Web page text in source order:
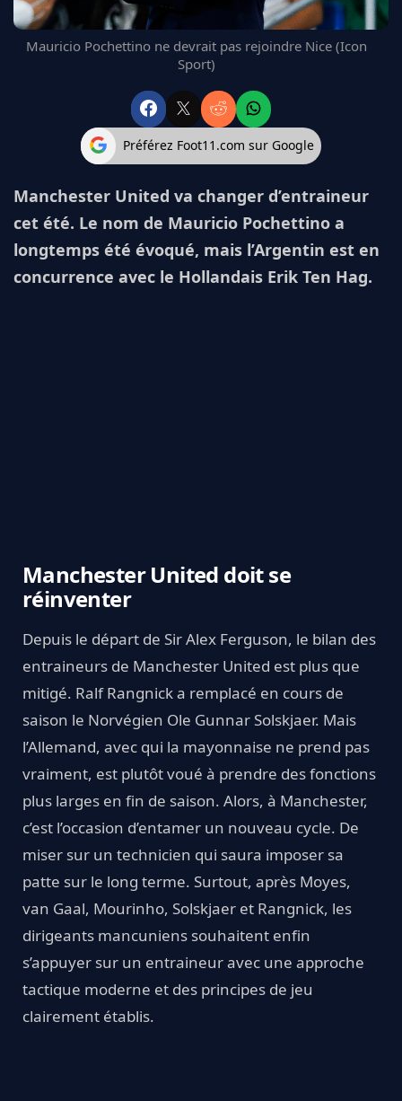
ARSENAL
BAYERN
L'AVIS DE LA RÉDAC'
Mauricio Pochettino ne devrait pas rejoindre Nice (Icon
Sport)
Préférez Foot11.com sur Google
Manchester United va changer d’entraineur
cet été. Le nom de Mauricio Pochettino a
longtemps été évoqué, mais l’Argentin est en
concurrence avec le Hollandais Erik Ten Hag.
Manchester United doit se
réinventer
Depuis le départ de Sir Alex Ferguson, le bilan des
entraineurs de Manchester United est plus que
mitigé. Ralf Rangnick a remplacé en cours de
saison le Norvégien Ole Gunnar Solskjaer. Mais
l’Allemand, avec qui la mayonnaise ne prend pas
vraiment, est plutôt voué à prendre des fonctions
plus larges en fin de saison. Alors, à Manchester,
c’est l’occasion d’entamer un nouveau cycle. De
miser sur un technicien qui saura imposer sa
patte sur le long terme. Surtout, après Moyes,
van Gaal, Mourinho, Solskjaer et Rangnick, les
dirigeants mancuniens souhaitent enfin
s’appuyer sur un entraineur avec une approche
tactique moderne et des principes de jeu
clairement établis.